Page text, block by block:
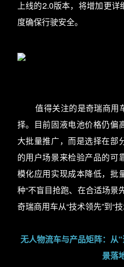
上线的2.0版本，将增加更
度确保行驶安全。
值得关注的是奇瑞商用
择。目前固液电池价格仍偏
大批量推广，而是选择在部
的用户场景来检验产品的可
模化应用实现成本降低，批
种“不盲目抢跑、在合适场景
奇瑞商用车从“技术领先”到“
无人物流车与产品矩阵：从
景落